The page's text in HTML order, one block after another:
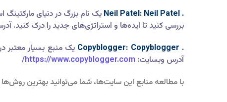
. Neil Patel: Neil Patel
یک نام بزرگ در دنیای مارکتینگ
بررسی کنید تا ایده‌ها و استراتژی‌های جدید را درک کنید.
. Copyblogger: Copyblogger
یک منبع بسیار معتبر
آدرس وبسایت: https://www.copyblogger.com/
با مطالعه منابع این سایت‌ها، شما می‌توانید بهترین روش‌ها